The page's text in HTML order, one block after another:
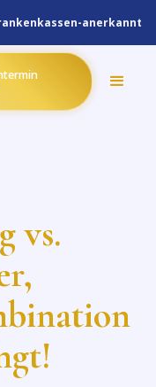
anerkannt
vs.